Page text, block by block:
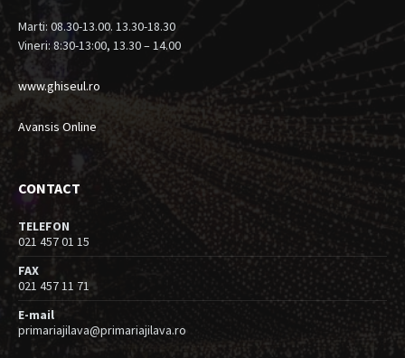
Marti: 08.30-13.00. 13.30-18.30
Vineri: 8:30-13:00, 13.30 – 14.00
www.ghiseul.ro
Avansis Online
CONTACT
TELEFON
021 457 01 15
FAX
021 457 11 71
E-mail
primariajilava@primariajilava.ro